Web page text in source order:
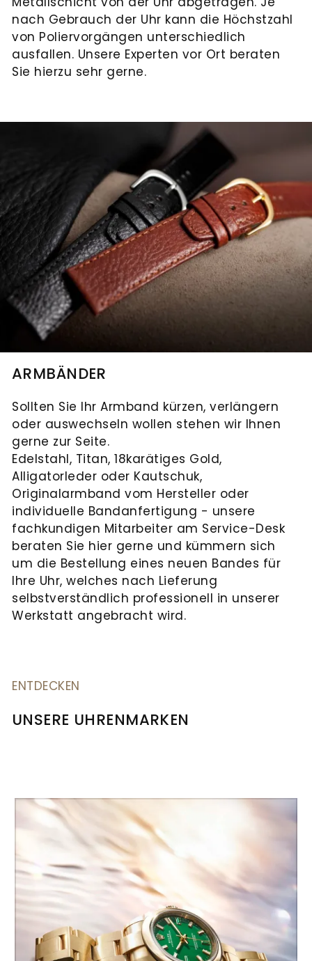
nach Gebrauch der Uhr kann die Höchstzahl
von Poliervorgängen unterschiedlich
ausfallen. Unsere Experten vor Ort beraten
Sie hierzu sehr gerne.
ARMBÄNDER
Sollten Sie Ihr Armband kürzen, verlängern
oder auswechseln wollen stehen wir Ihnen
gerne zur Seite.
Edelstahl, Titan, 18karätiges Gold,
Alligatorleder oder Kautschuk,
Originalarmband vom Hersteller oder
individuelle Bandanfertigung - unsere
fachkundigen Mitarbeiter am Service-Desk
beraten Sie hier gerne und kümmern sich
um die Bestellung eines neuen Bandes für
Ihre Uhr, welches nach Lieferung
selbstverständlich professionell in unserer
Werkstatt angebracht wird.
ENTDECKEN
UNSERE UHRENMARKEN